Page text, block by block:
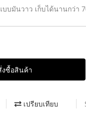
บมันวาว เก็บได้นานกว่า
งซื้อสินค้า
เปรียบเทียบ